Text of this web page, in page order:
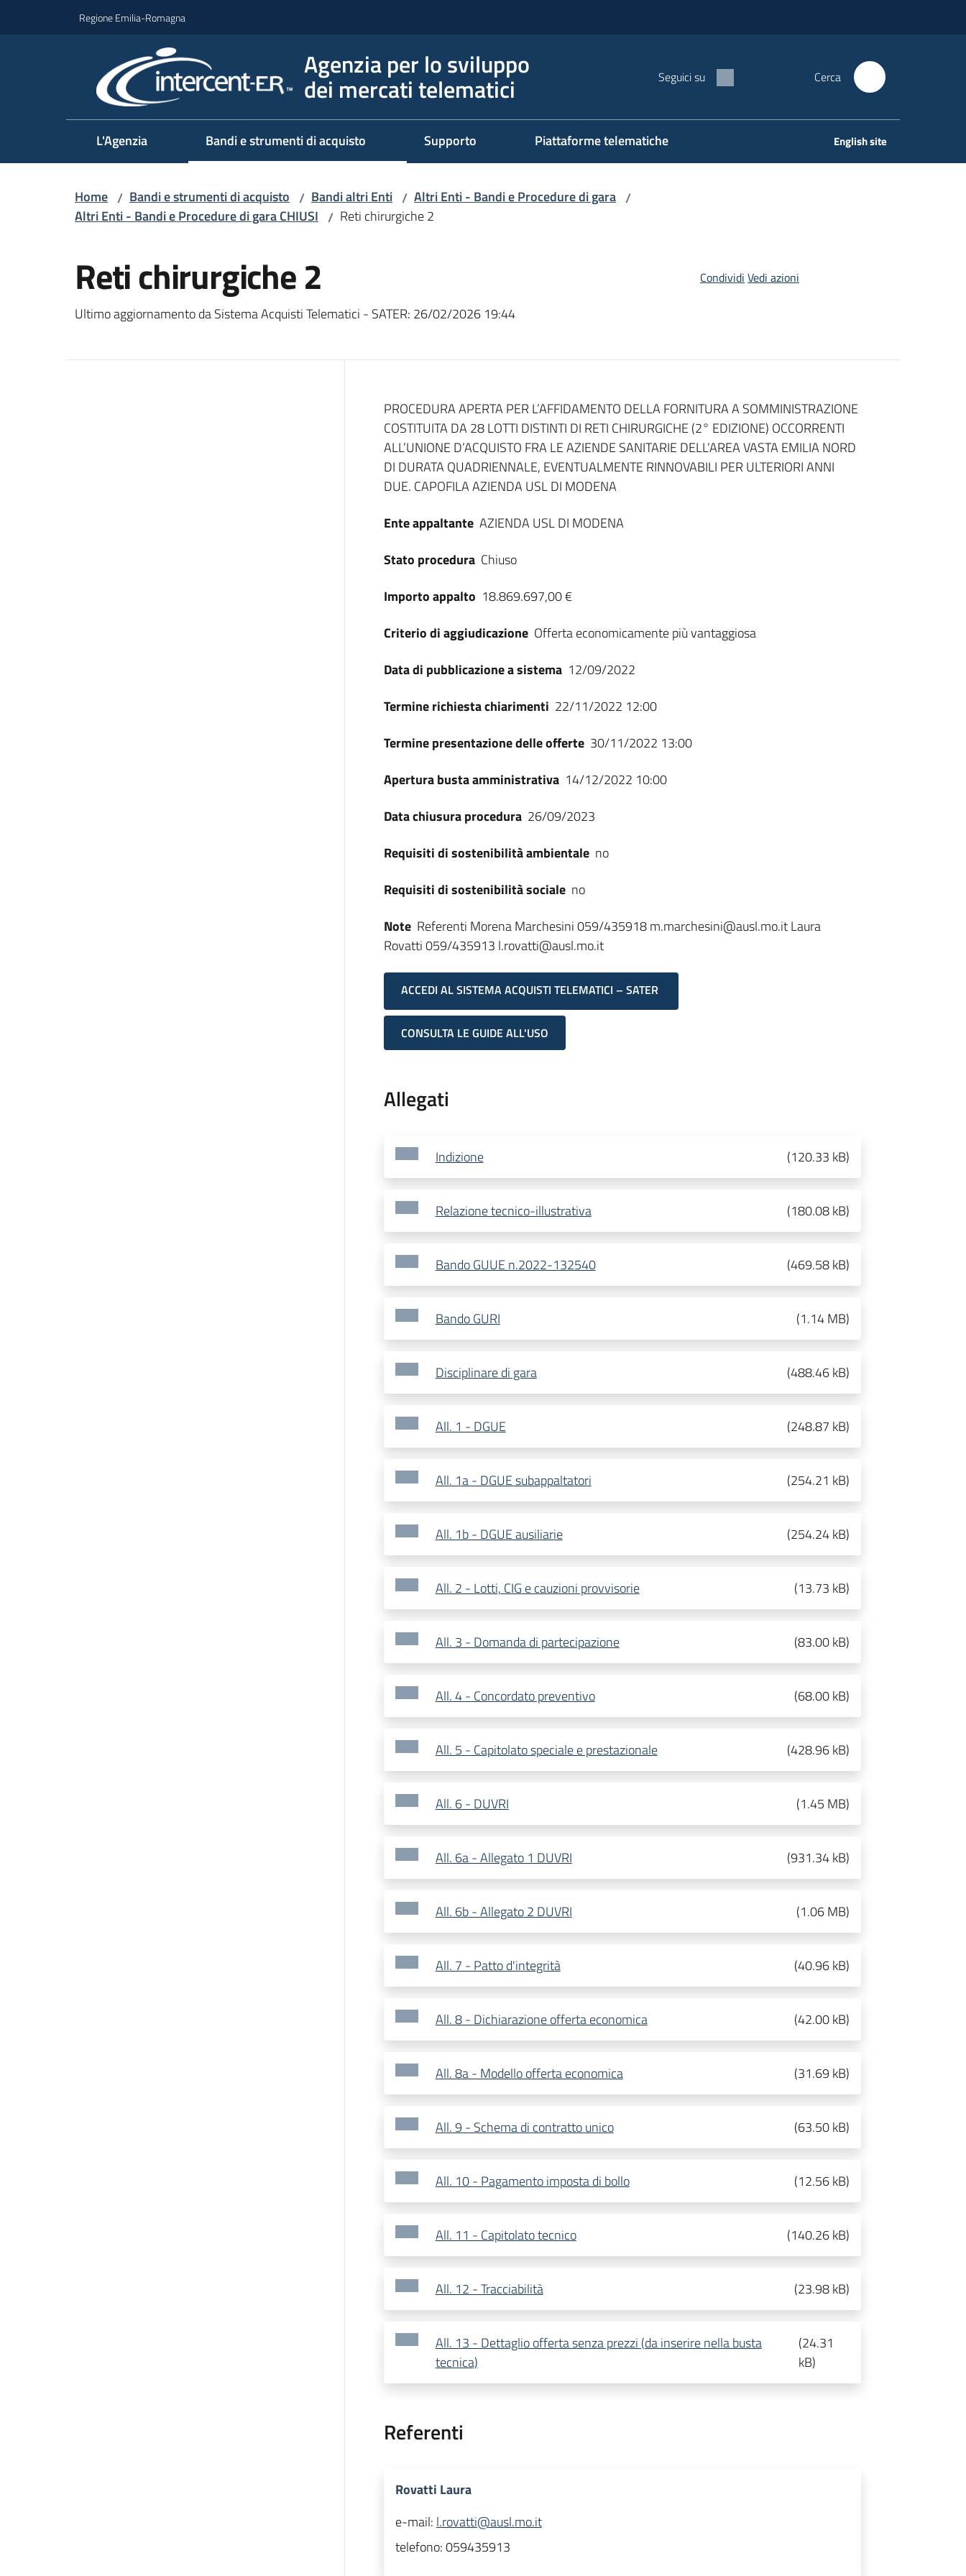
Regione Emilia-Romagna
Agenzia per lo sviluppo
dei mercati telematici Seguici su Cerca
L'Agenzia Bandi e strumenti di acquisto Supporto Piattaforme telematiche English site
Home / Bandi e strumenti di acquisto / Bandi altri Enti / Altri Enti - Bandi e Procedure di gara /
Altri Enti - Bandi e Procedure di gara CHIUSI / Reti chirurgiche 2
Reti chirurgiche 2
Ultimo aggiornamento da Sistema Acquisti Telematici - SATER: 26/02/2026 19:44
Condividi Vedi azioni
Dati del bando
PROCEDURA APERTA PER L’AFFIDAMENTO DELLA FORNITURA A SOMMINISTRAZIONE
COSTITUITA DA 28 LOTTI DISTINTI DI RETI CHIRURGICHE (2° EDIZIONE) OCCORRENTI
ALL’UNIONE D’ACQUISTO FRA LE AZIENDE SANITARIE DELL’AREA VASTA EMILIA NORD
DI DURATA QUADRIENNALE, EVENTUALMENTE RINNOVABILI PER ULTERIORI ANNI
DUE. CAPOFILA AZIENDA USL DI MODENA
Ente appaltante AZIENDA USL DI MODENA
Stato procedura Chiuso
Importo appalto 18.869.697,00 €
Criterio di aggiudicazione Offerta economicamente più vantaggiosa
Data di pubblicazione a sistema 12/09/2022
Termine richiesta chiarimenti 22/11/2022 12:00
Termine presentazione delle offerte 30/11/2022 13:00
Apertura busta amministrativa 14/12/2022 10:00
Data chiusura procedura 26/09/2023
Requisiti di sostenibilità ambientale no
Requisiti di sostenibilità sociale no
Note Referenti Morena Marchesini 059/435918 m.marchesini@ausl.mo.it Laura
Rovatti 059/435913 l.rovatti@ausl.mo.it
ACCEDI AL SISTEMA ACQUISTI TELEMATICI – SATER
CONSULTA LE GUIDE ALL'USO
Allegati
Indizione (120.33 kB)
Relazione tecnico-illustrativa (180.08 kB)
Bando GUUE n.2022-132540 (469.58 kB)
Bando GURI (1.14 MB)
Disciplinare di gara (488.46 kB)
All. 1 - DGUE (248.87 kB)
All. 1a - DGUE subappaltatori (254.21 kB)
All. 1b - DGUE ausiliarie (254.24 kB)
All. 2 - Lotti, CIG e cauzioni provvisorie (13.73 kB)
All. 3 - Domanda di partecipazione (83.00 kB)
All. 4 - Concordato preventivo (68.00 kB)
All. 5 - Capitolato speciale e prestazionale (428.96 kB)
All. 6 - DUVRI (1.45 MB)
All. 6a - Allegato 1 DUVRI (931.34 kB)
All. 6b - Allegato 2 DUVRI (1.06 MB)
All. 7 - Patto d'integrità (40.96 kB)
All. 8 - Dichiarazione offerta economica (42.00 kB)
All. 8a - Modello offerta economica (31.69 kB)
All. 9 - Schema di contratto unico (63.50 kB)
All. 10 - Pagamento imposta di bollo (12.56 kB)
All. 11 - Capitolato tecnico (140.26 kB)
All. 12 - Tracciabilità (23.98 kB)
All. 13 - Dettaglio offerta senza prezzi (da inserire nella busta
tecnica)
(24.31
kB)
Referenti
Rovatti Laura
e-mail: l.rovatti@ausl.mo.it
telefono:059435913